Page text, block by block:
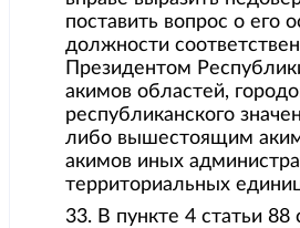
поставить вопрос о его
должности
Президентом
акимов областей,
республиканского
либо вышестоящим
акимов иных
территориальных
33. В пункте 4 статьи 88